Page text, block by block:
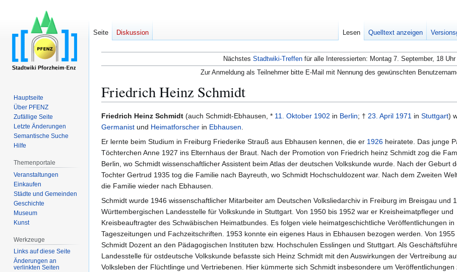
Nächstes Stadtwiki-Treffen für alle Interessierten: Montag 7. September, 18 Uhr
Zur Anmeldung als Teilnehmer bitte E-Mail mit Nennung des gewünschten
Friedrich Heinz Schmidt
Zur
Navigation
springen
Zur
Suche
springen
Friedrich Heinz Schmidt (auch Schmidt-Ebhausen, * 11. Oktober 1902 in Berlin; † 23. April 1971 in Stuttgart)
Germanist und Heimatforscher in Ebhausen
Er lernte beim Studium in Freiburg Friederike Strauß aus Ebhausen kennen, die er 1926 heiratete. Das junge
Töchterchen Anne 1927 ins Elternhaus der Braut. Nach der Promotion von Friedrich heinz Schmidt zog die
Berlin, wo Schmidt wissenschaftlicher Assistent beim Atlas der deutschen Volkskunde wurde. Nach der Geburt
Tochter Gertrud 1935 tog die Familie nach Bayreuth, wo Schmidt Hochschuldozent war. Nach dem Zweiten
die Familie wieder nach Ebhausen.
Schmidt wurde 1946 wissenschaftlicher Mitarbeiter am Deutschen Volksliedarchiv in Freiburg im Breisgau und
Württembergischen Landesstelle für Volkskunde in Stuttgart. Von 1950 bis 1952 war er Kreisheimatpfleger und
Kreisbeauftragter des Schwäbischen Heimatbundes. Es folgen viele heimatgeschichtliche Veröffentlichungen in
Tageszeitungen und Fachzeitschriften. 1953 konnte ein eigenes Haus in Ebhausen bezogen werden. Von
Schmidt Dozent an den Pädagogischen Instituten bzw. Hochschulen Esslingen und Stuttgart. Als
Landesstelle für ostdeutsche Volkskunde befasste sich Heinz Schmidt mit den Auswirkungen der Vertreibung
Volksleben der Flüchtlinge und Vertriebenen. Hier kümmerte sich Schmidt insbesondere um Veröffentlichungen
Seite Diskussion Lesen Quelltext anzeigen
Hauptseite
Über PFENZ
Zufällige Seite
Letzte Änderungen
Semantische Suche
Hilfe
Themenportale
Veranstaltungen
Einkaufen
Städte und Gemeinden
Geschichte
Museum
Kunst
Werkzeuge
Links auf diese Seite
Änderungen an
verlinkten Seiten